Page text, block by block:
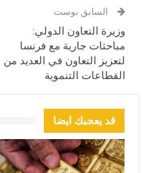
السابق بوست
وزيرة التعاون الدولي:
مباحثات جارية مع فرنسا
لتعزيز التعاون في العديد من
القطاعات التنموية
قد يعجبك ايضا